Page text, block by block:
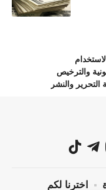
والترخيص
والنشر
اخترنا لكم